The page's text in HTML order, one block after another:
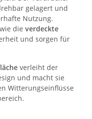
gelagert und
Nutzung.
die verdeckte
und sorgen für
verleiht der
und macht sie
Witterungseinflüsse